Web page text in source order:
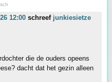
12:00 schreef junkiesietze
die de ouders opeens
dacht dat het gezin alleen